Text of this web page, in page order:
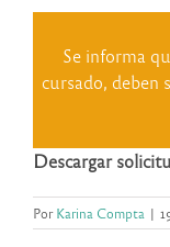
Se informa
cursado, deben
Descargar
PorKarina Compta |